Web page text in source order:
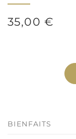
35,00 €
BIENFAITS